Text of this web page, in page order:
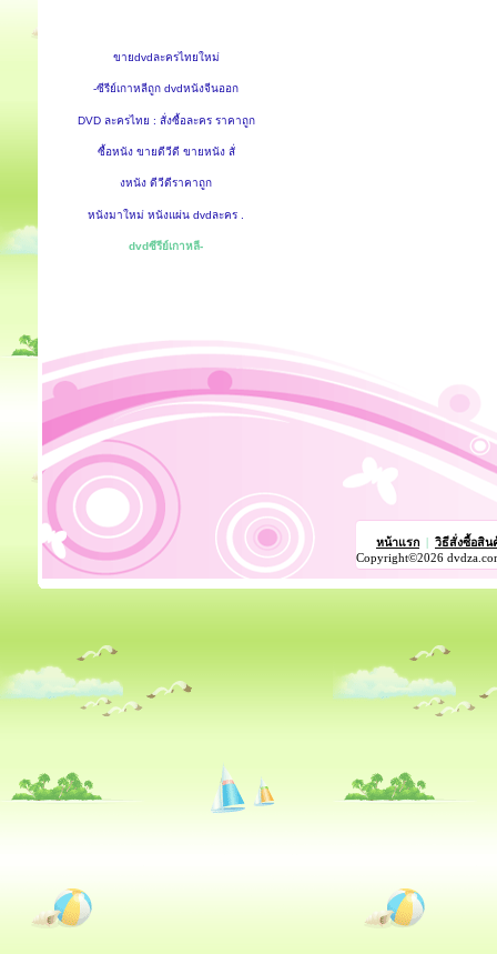
ขายdvdละครไทยใหม่
-ซีรีย์เกาหลีถูก dvdหนังจีนออก
DVD ละครไทย : สั่งซื้อละคร ราคาถูก
ซื้อหนัง ขายดีวีดี ขายหนัง สั่
งหนัง ดีวีดีราคาถูก
หนังมาใหม่ หนังแผ่น dvdละคร .
dvdซีรีย์เกาหลี-
หน้าแรก
วิธีสั่งซื้อสิน
Copyright©2026